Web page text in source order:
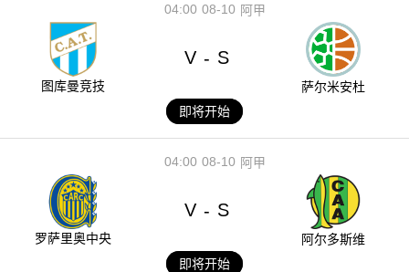
08-10
04:00 阿甲
图库曼竞技
V - S
萨尔米安杜
即将开始
08-10
04:00 阿甲
罗萨里奥中央
V - S
阿尔多斯维
即将开始